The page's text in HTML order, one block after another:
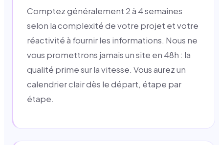
Comptez généralement 2 à 4 semaines
selon la complexité de votre projet et votre
réactivité à fournir les informations. Nous ne
vous promettrons jamais un site en 48h : la
qualité prime sur la vitesse. Vous aurez un
calendrier clair dès le départ, étape par
étape.